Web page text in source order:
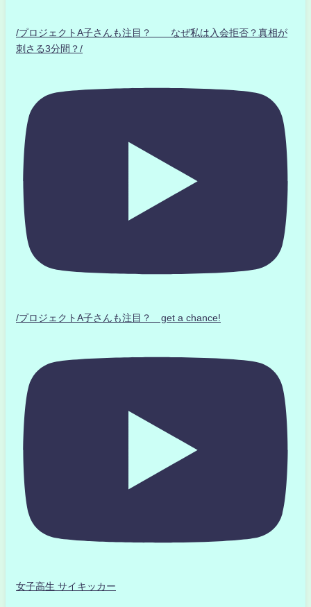
/プロジェクトA子さんも注目？ なぜ私は入会拒否？真相が
刺さる3分間？/
/プロジェクトA子さんも注目？ get a chance!
女子高生 サイキッカー